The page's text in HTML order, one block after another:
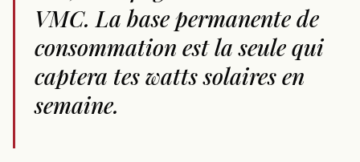
VMC. La base permanente de
consommation est la seule qui
captera tes watts solaires en
semaine.